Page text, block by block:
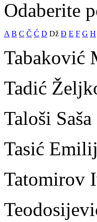
Odaberite
A B C Č Ć D Dž Đ E F G H
Tabaković
Tadić
Taloši Saša
Tasić
Tatomirov